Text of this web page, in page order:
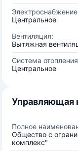
Центральное
Вентиляция:
Вытяжная
Система
Центральное
Управляющая
Полное
Общество с
комплекс"